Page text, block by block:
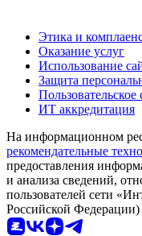
Этика и
Оказание услуг
Использование
Защита
Пользовательское
ИТ аккредитация
На информационном
рекомендательные
предоставления
и анализа сведений,
пользователей сети
Российской Федерации)